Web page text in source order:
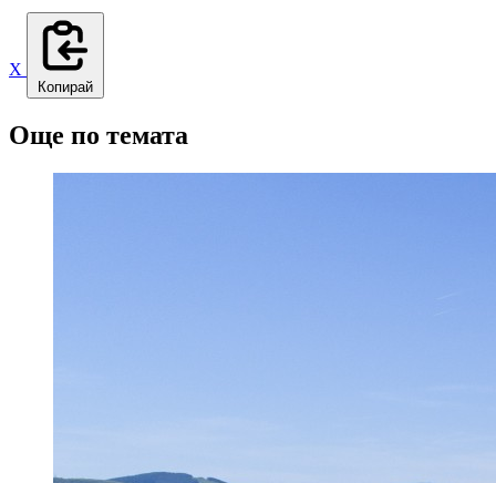
X
Копирай
Още по темата